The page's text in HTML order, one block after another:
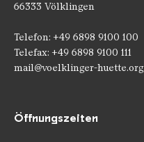
66333 Völklingen
Telefon: +49 6898 9100 100
Telefax: +49 6898 9100 111
mail@voelklinger-huette.org
Öffnungszeiten